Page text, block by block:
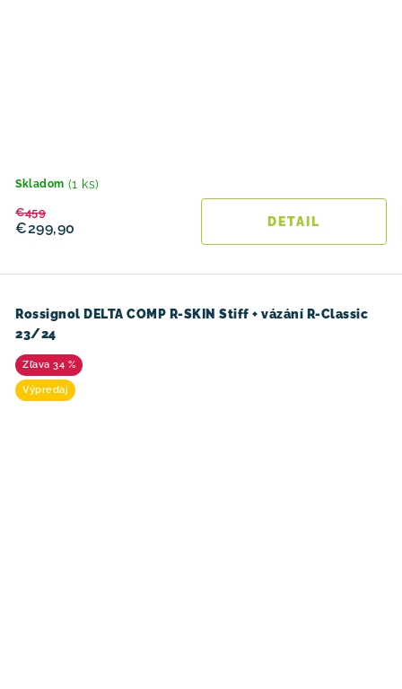
Skladom (1 ks)
€299,90
€459
DETAIL
Rossignol DELTA COMP R-SKIN Stiff + vázání R-Classic
23/24
34 %
Výpredaj